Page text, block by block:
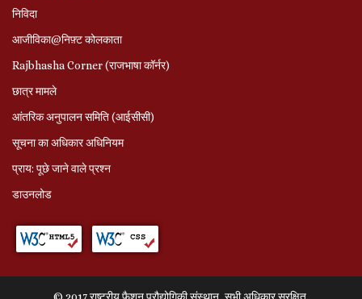
निविदा
आजीविका@निफ़्ट कोलकाता
Rajbhasha Corner (राजभाषा कॉर्नर)
छात्र मामले
आंतरिक अनुपालन समिति (आईसीसी)
सूचना का अधिकार अधिनियम
प्राय: पूछे जाने वाले प्रश्‍न
डाउनलोड
© 2017 राष्ट्रीय फैशन प्रौद्योगिकी संस्थान, सभी अधिकार सुरक्षित.